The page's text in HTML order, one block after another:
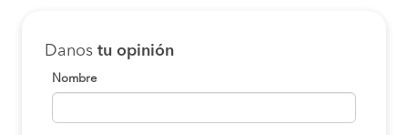
Danos tu opinión
Nombre